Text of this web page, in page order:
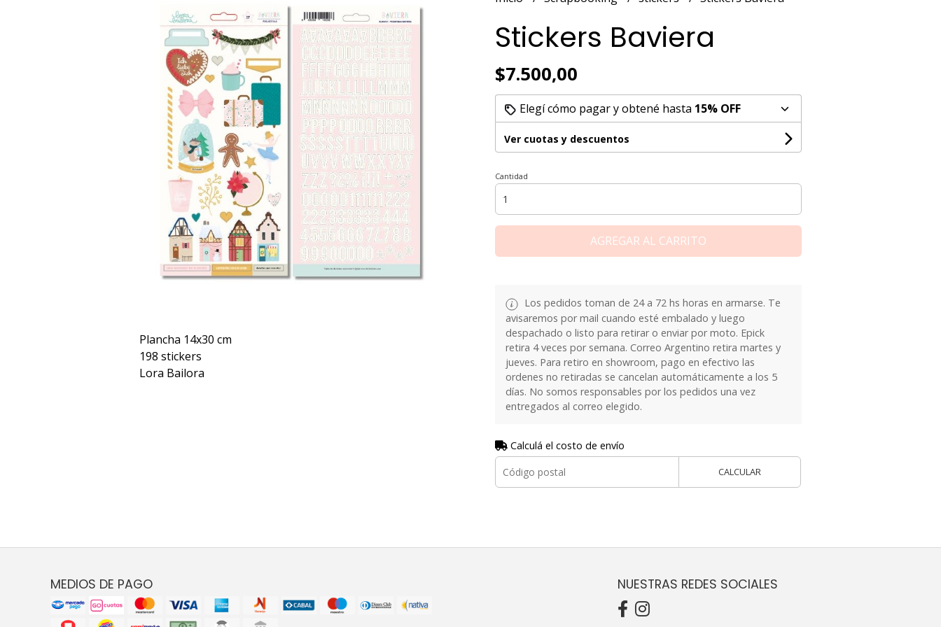
Plancha 14x30 cm
198 stickers
Lora Bailora
Stickers Baviera
$7.500,00
Elegí cómo pagar y obtené hasta 15% OFF
Ver cuotas y descuentos
Cantidad
AGREGAR AL CARRITO
Los pedidos toman de 24 a 72 hs horas en armarse. Te
avisaremos por mail cuando esté embalado y luego
despachado o listo para retirar o enviar por moto. Epick
retira 4 veces por semana. Correo Argentino retira martes y
jueves. Para retiro en showroom, pago en efectivo las
ordenes no retiradas se cancelan automáticamente a los 5
días. No somos responsables por los pedidos una vez
entregados al correo elegido.
Calculá el costo de envío
CALCULAR
MEDIOS DE PAGO NUESTRAS REDES SOCIALES